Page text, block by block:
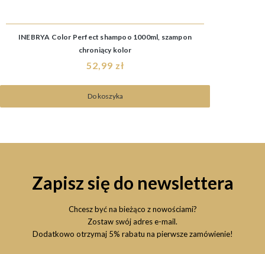
INEBRYA Color Perfect shampoo 1000ml, szampon
chroniący kolor
52,99 zł
Do koszyka
Zapisz się do newslettera
Chcesz być na bieżąco z nowościami?
Zostaw swój adres e-mail.
Dodatkowo otrzymaj 5% rabatu na pierwsze zamówienie!